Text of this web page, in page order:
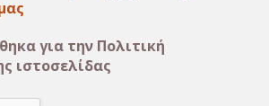
για την Πολιτική
ιστοσελίδας